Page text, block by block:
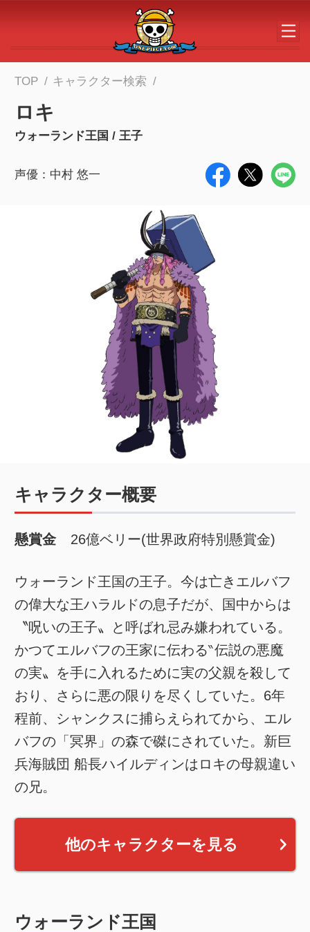
メインコンテンツへスキップする
TOP キャラクター検索
ロキ
ウォーランド王国 / 王子
声優：中村 悠一
キャラクター概要
懸賞金 26億ベリー(世界政府特別懸賞金)
ウォーランド王国の王子。今は亡きエルバフ
の偉大な王ハラルドの息子だが、国中からは
〝呪いの王子〟と呼ばれ忌み嫌われている。
かつてエルバフの王家に伝わる‶伝説の悪魔
の実〟を手に入れるために実の父親を殺して
おり、さらに悪の限りを尽くしていた。6年
程前、シャンクスに捕らえられてから、エル
バフの「冥界」の森で磔にされていた。新巨
兵海賊団 船長ハイルディンはロキの母親違い
の兄。
他のキャラクターを見る
ウォーランド王国